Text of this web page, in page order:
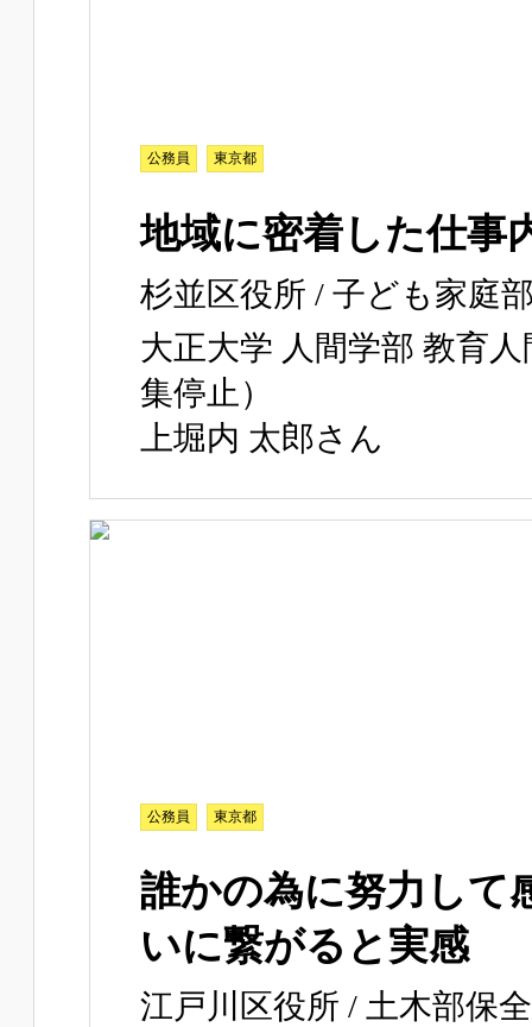
公務員 東京都
地域に密着した仕事
杉並区役所 / 子ども家庭
大正大学 人間学部 教育
集停止）
上堀内 太郎さん
公務員 東京都
誰かの為に努力して
いに繋がると実感
江戸川区役所 / 土木部保